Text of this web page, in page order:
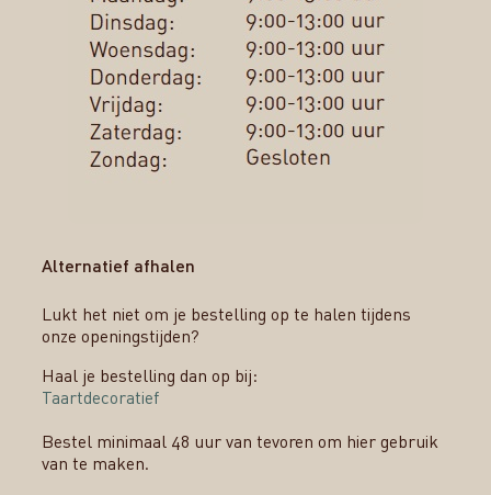
Alternatief afhalen
Lukt het niet om je bestelling op te halen tijdens
onze openingstijden?
Haal je bestelling dan op bij:
Taartdecoratief
Bestel minimaal 48 uur van tevoren om hier gebruik
van te maken.